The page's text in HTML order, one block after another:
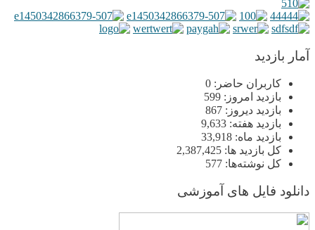
آمار بازدید
کاربران حاضر: 0
بازدید امروز: 599
بازدید دیروز: 867
بازدید هفته: 9,633
بازدید ماه: 33,918
کل بازدید ها: 2,387,425
کل نوشته‌ها: 577
دانلود فایل های آموزشی